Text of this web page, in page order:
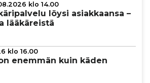
klo 14.00
löysi asi­ak­kaansa –
lää­kä­reistä
klo 16.00
enemmän kuin käden